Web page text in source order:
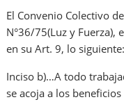
El Convenio Colectivo
N°36/75(Luz y Fuerza),
en su Art. 9, lo siguiente:
Inciso b)…A todo
se acoja a los beneficios